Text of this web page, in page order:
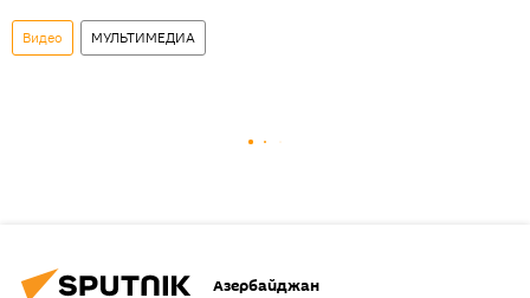
Видео МУЛЬТИМЕДИА
Азербайджан